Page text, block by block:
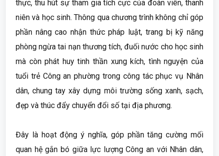
thực, thu hút sự tham gia tích cực của đoàn viên, thanh
niên và học sinh. Thông qua chương trình không chỉ góp
phần nâng cao nhận thức pháp luật, trang bị kỹ năng
phòng ngừa tai nạn thương tích, đuối nước cho học sinh
mà còn phát huy tinh thần xung kích, tình nguyện của
tuổi trẻ Công an phường trong công tác phục vụ Nhân
dân, chung tay xây dựng môi trường sống xanh, sạch,
đẹp và thúc đẩy chuyển đổi số tại địa phương.
Đây là hoạt động ý nghĩa, góp phần tăng cường mối
quan hệ gắn bó giữa lực lượng Công an với Nhân dân,